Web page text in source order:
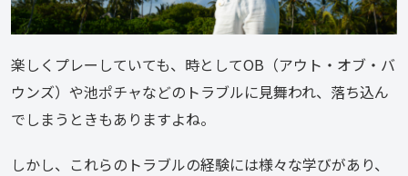
楽しくプレーしていても、時としてOB（アウト・オブ・バ
ウンズ）や池ポチャなどのトラブルに見舞われ、落ち込ん
でしまうときもありますよね。
しかし、これらのトラブルの経験には様々な学びがあり、